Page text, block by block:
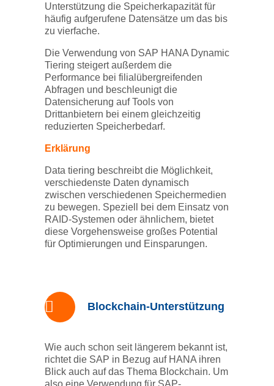
Unterstützung die Speicherkapazität für
häufig aufgerufene Datensätze um das bis
zu vierfache.
Die Verwendung von SAP HANA Dynamic
Tiering steigert außerdem die
Performance bei filialübergreifenden
Abfragen und beschleunigt die
Datensicherung auf Tools von
Drittanbietern bei einem gleichzeitig
reduzierten Speicherbedarf.
Erklärung
Data tiering beschreibt die Möglichkeit,
verschiedenste Daten dynamisch
zwischen verschiedenen Speichermedien
zu bewegen. Speziell bei dem Einsatz von
RAID-Systemen oder ähnlichem, bietet
diese Vorgehensweise großes Potential
für Optimierungen und Einsparungen.
Blockchain-Unterstützung
Wie auch schon seit längerem bekannt ist,
richtet die SAP in Bezug auf HANA ihren
Blick auch auf das Thema Blockchain. Um
also eine Verwendung für SAP-